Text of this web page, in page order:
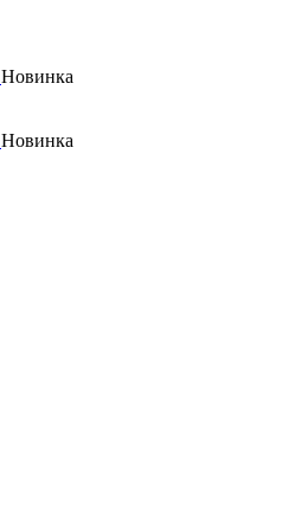
Новинка
Новинка